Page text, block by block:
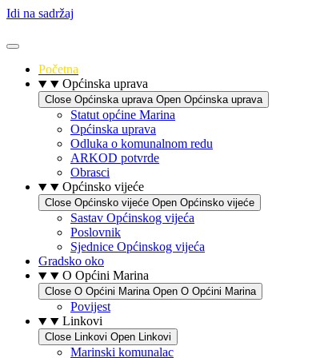
Idi na sadržaj
Početna
Općinska uprava
Close Općinska uprava Open Općinska uprava
Statut općine Marina
Općinska uprava
Odluka o komunalnom redu
ARKOD potvrde
Obrasci
Općinsko vijeće
Close Općinsko vijeće Open Općinsko vijeće
Sastav Općinskog vijeća
Poslovnik
Sjednice Općinskog vijeća
Gradsko oko
O Općini Marina
Close O Općini Marina Open O Općini Marina
Povijest
Linkovi
Close Linkovi Open Linkovi
Marinski komunalac